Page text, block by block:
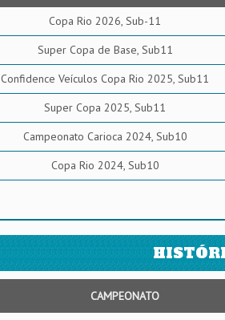
Copa Rio 2026, Sub-11
Super Copa de Base, Sub11
Confidence Veículos Copa Rio 2025, Sub11
Super Copa 2025, Sub11
Campeonato Carioca 2024, Sub10
Copa Rio 2024, Sub10
CAMPEONATO